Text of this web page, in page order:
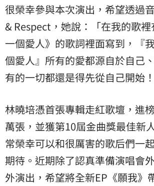
很榮幸參與本次演出，希望透過
& Respect，她說：「在我的歌
一個愛人》的歌詞裡面寫到，『
個愛人』所有的愛都源自於自己
有的一切都還是得先從自己開始！
林曉培憑首張專輯走紅歌壇，進
萬張，並獲第10屆金曲獎最佳新
常榮幸可以和很厲害的歌后們一
期待。近期除了認真準備演唱會外
外演出，希望將全新EP《願我》